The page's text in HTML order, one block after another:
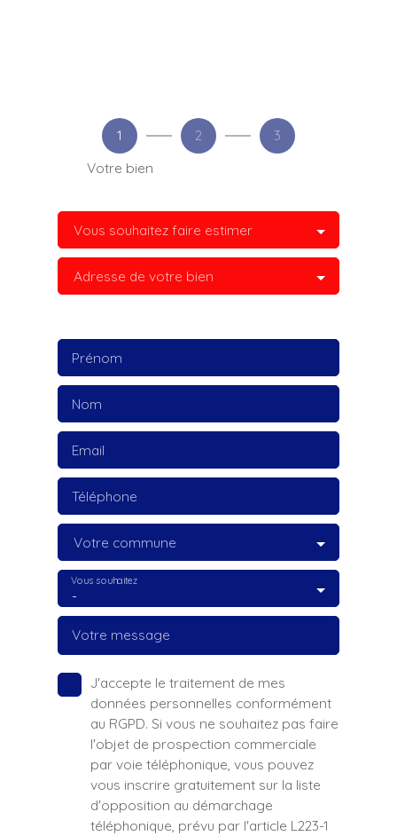
1
Votre bien
2 3
Vous souhaitez faire estimer
Adresse de votre bien
Prénom
Nom
Email
Téléphone
Votre commune
-
Vous souhaitez
Votre message
J'accepte le traitement de mes
données personnelles conformément
au RGPD. Si vous ne souhaitez pas faire
l'objet de prospection commerciale
par voie téléphonique, vous pouvez
vous inscrire gratuitement sur la liste
d'opposition au démarchage
téléphonique, prévu par l'article L223-1